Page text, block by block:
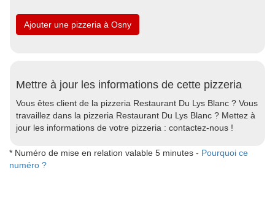
Ajouter une pizzeria à Osny
Mettre à jour les informations de cette pizzeria
Vous êtes client de la pizzeria Restaurant Du Lys Blanc ? Vous
travaillez dans la pizzeria Restaurant Du Lys Blanc ? Mettez à
jour les informations de votre pizzeria : contactez-nous !
* Numéro de mise en relation valable 5 minutes - Pourquoi ce
numéro ?